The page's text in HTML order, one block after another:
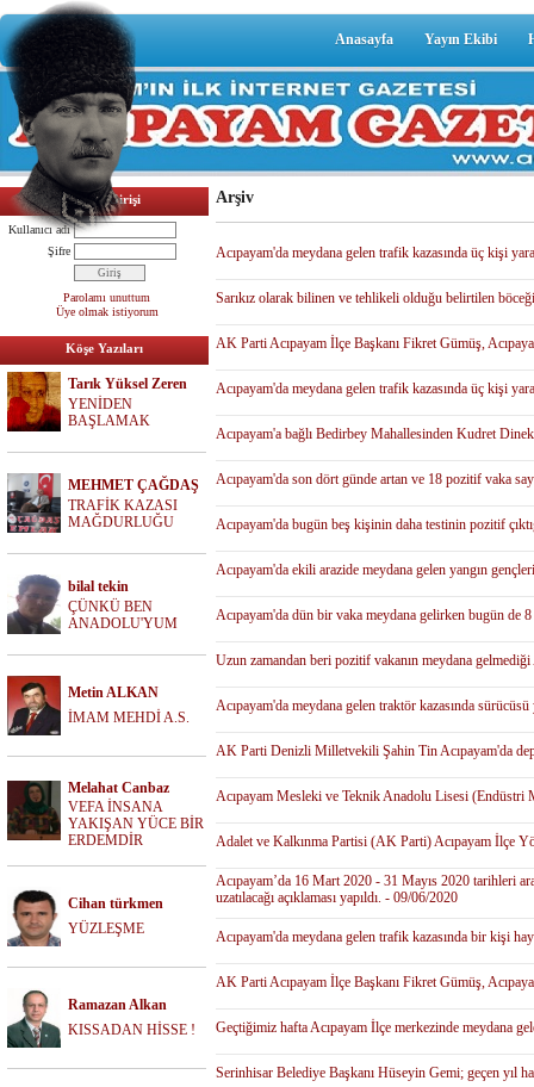
Anasayfa Yayın Ekibi
Üyelik Girişi
Kullanıcı adı
Şifre
Parolamı unuttum
Üye olmak istiyorum
Köşe Yazıları
Tarık Yüksel Zeren
YENİDEN
BAŞLAMAK
MEHMET ÇAĞDAŞ
TRAFİK KAZASI
MAĞDURLUĞU
bilal tekin
ÇÜNKÜ BEN
ANADOLU'YUM
Metin ALKAN
İMAM MEHDİ A.S.
Melahat Canbaz
VEFA İNSANA
YAKIŞAN YÜCE BİR
ERDEMDİR
Cihan türkmen
YÜZLEŞME
Ramazan Alkan
KISSADAN HİSSE !
Arşiv
Acıpayam'da meydana gelen trafik kazasında üç kişi
Sarıkız olarak bilinen ve tehlikeli olduğu belirtilen
AK Parti Acıpayam İlçe Başkanı Fikret Gümüş,
Acıpayam'da meydana gelen trafik kazasında üç kişi
Acıpayam'a bağlı Bedirbey Mahallesinden Kudret
Acıpayam'da son dört günde artan ve 18 pozitif vaka
Acıpayam'da bugün beş kişinin daha testinin pozitif
Acıpayam'da ekili arazide meydana gelen yangın
Acıpayam'da dün bir vaka meydana gelirken bugün de
Uzun zamandan beri pozitif vakanın meydana
Acıpayam'da meydana gelen traktör kazasında
AK Parti Denizli Milletvekili Şahin Tin Acıpayam'da
Acıpayam Mesleki ve Teknik Anadolu Lisesi (Endüstri
Adalet ve Kalkınma Partisi (AK Parti) Acıpayam İlçe
Acıpayam’da 16 Mart 2020 - 31 Mayıs 2020 tarihleri
uzatılacağı açıklaması yapıldı. - 09/06/2020
Acıpayam'da meydana gelen trafik kazasında bir kişi
AK Parti Acıpayam İlçe Başkanı Fikret Gümüş,
Geçtiğimiz hafta Acıpayam İlçe merkezinde meydana
Serinhisar Belediye Başkanı Hüseyin Gemi; geçen yıl